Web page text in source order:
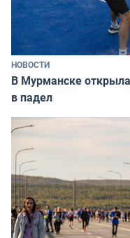
НОВОСТИ
В Мурманске
в падел